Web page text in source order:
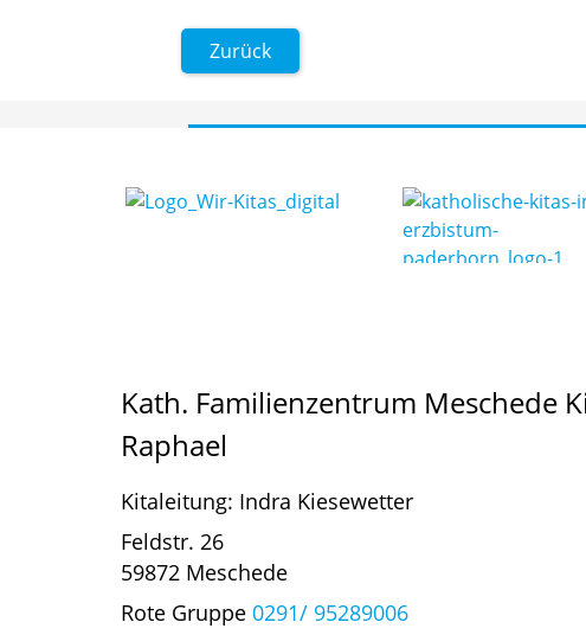
Zurück
Kath. Familienzentrum Meschede
Raphael
Kitaleitung: Indra Kiesewetter
Feldstr. 26
59872 Meschede
Rote Gruppe 0291/ 95289006